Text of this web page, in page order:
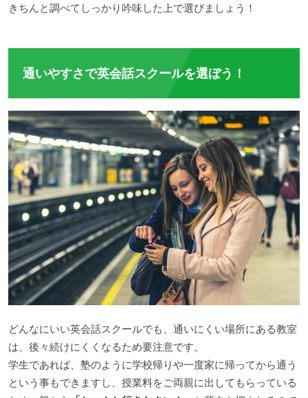
きちんと調べてしっかり吟味した上で選びましょう！
通いやすさで英会話スクールを選ぼう！
どんなにいい英会話スクールでも、通いにくい場所にある教室
は、後々続けにくくなるため要注意です。
学生であれば、塾のように学校帰りや一度家に帰ってから通う
という事もできますし、授業料をご両親に出してもらっている